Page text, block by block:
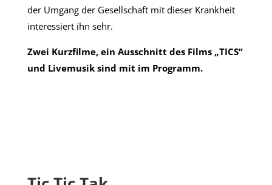
der Umgang der Gesellschaft mit dieser Krankheit
interessiert ihn sehr.
Zwei Kurzfilme, ein Ausschnitt des Films „TICS“
und Livemusik sind mit im Programm.